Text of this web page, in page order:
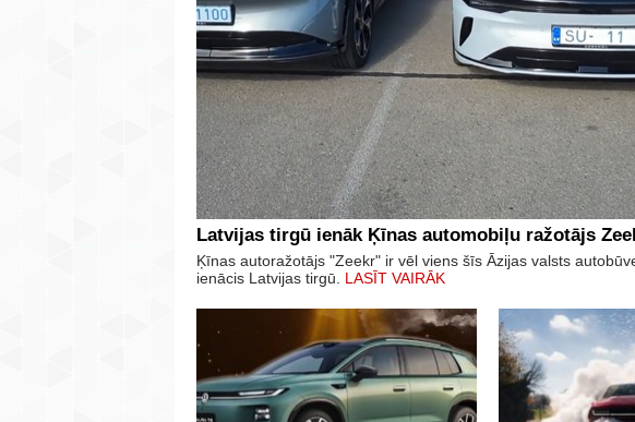
Latvijas tirgū ienāk Ķīnas automobiļu ražotājs
Ķīnas autoražotājs "Zeekr" ir vēl viens šīs Āzijas valsts
ienācis Latvijas tirgū. LASĪT VAIRĀK